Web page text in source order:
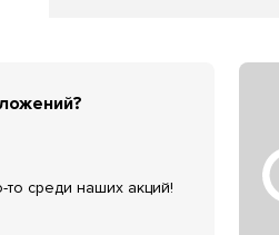
среди наших акций!